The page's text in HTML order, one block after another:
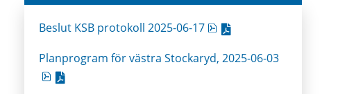
Beslut KSB protokoll 2025-06-17 pdf, 101 kB, öppnas i
Planprogram för västra Stockaryd, 2025-06-03
pdf, 7.6 MB, öppnas i nytt fönster.